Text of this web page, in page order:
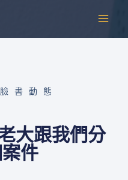
書動態
大跟我們分
件